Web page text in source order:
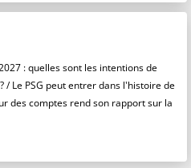
: quelles sont les intentions de
/ Le PSG peut entrer dans l'histoire de
des comptes rend son rapport sur la